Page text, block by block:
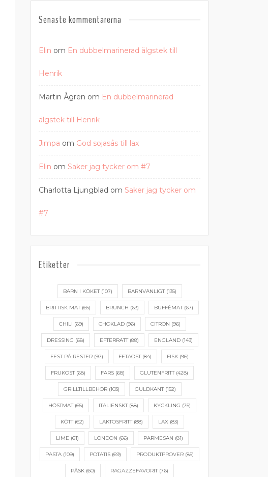
Senaste kommentarerna
Elin om En dubbelmarinerad älgstek till
Henrik
Martin Ågren om En dubbelmarinerad
älgstek till Henrik
Jimpa om God sojasås till lax
Elin om Saker jag tycker om #7
Charlotta Ljungblad om Saker jag tycker om
#7
Etiketter
BARN I KÖKET(107) BARNVÄNLIGT(135)
BRITTISK MAT(65) BRUNCH (63) BUFFÉMAT(67)
CHILI (69) CHOKLAD(96) CITRON (96)
DRESSING (68) EFTERRÄTT(88) ENGLAND(143)
FEST PÅ RESTER (97) FETAOST(84) FISK (96)
FRUKOST(68) FÄRS (68) GLUTENFRITT(428)
GRILLTILLBEHÖR(103) GULDKANT(152)
HÖSTMAT(65) ITALIENSKT(88) KYCKLING (75)
KÖTT(62) LAKTOSFRITT(88) LAX (83)
LIME (61) LONDON (66) PARMESAN (81)
PASTA (109) POTATIS (69) PRODUKTPROVER (85)
PÅSK (60) RAGAZZEFAVORIT(76)